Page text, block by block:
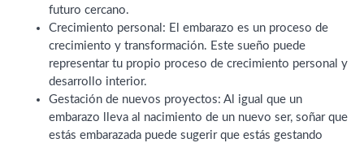
futuro cercano.
Crecimiento personal: El embarazo es un proceso de
crecimiento y transformación. Este sueño puede
representar tu propio proceso de crecimiento personal y
desarrollo interior.
Gestación de nuevos proyectos: Al igual que un
embarazo lleva al nacimiento de un nuevo ser, soñar que
estás embarazada puede sugerir que estás gestando